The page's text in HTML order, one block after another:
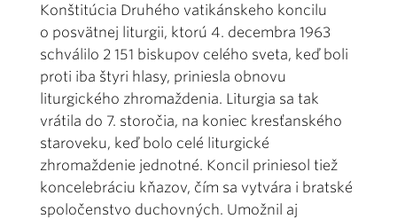
Konštitúcia Druhého vatikánskeho koncilu
o posvätnej liturgii, ktorú 4. decembra 1963
schválilo 2 151 biskupov celého sveta, keď boli
proti iba štyri hlasy, priniesla obnovu
liturgického zhromaždenia. Liturgia sa tak
vrátila do 7. storočia, na koniec kresťanského
staroveku, keď bolo celé liturgické
zhromaždenie jednotné. Koncil priniesol tiež
koncelebráciu kňazov, čím sa vytvára i bratské
spoločenstvo duchovných. Umožnil aj